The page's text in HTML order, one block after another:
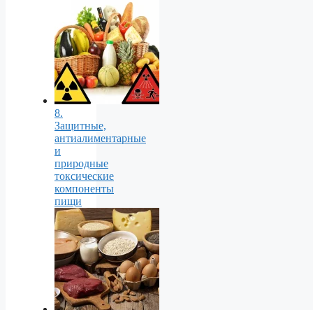
8.
Защитные,
антиалиментарные
и
природные
токсические
компоненты
пищи